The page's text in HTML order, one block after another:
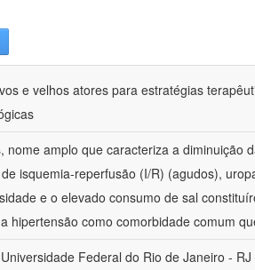
e velhos atores para estratégias
nome amplo que caracteriza a diminuição
isquemia-reperfusão (I/R) (agudos),
e o elevado consumo de sal
hipertensão como comorbidade comum
Universidade Federal do Rio de Janeiro - RJ